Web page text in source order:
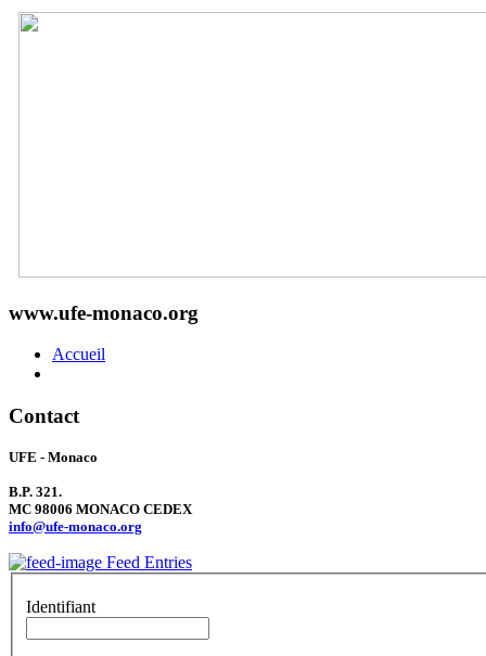
www.ufe-monaco.org
Accueil
Contact
UFE - Monaco
B.P. 321.
MC 98006 MONACO CEDEX
info@ufe-monaco.org
Feed Entries
Identifiant